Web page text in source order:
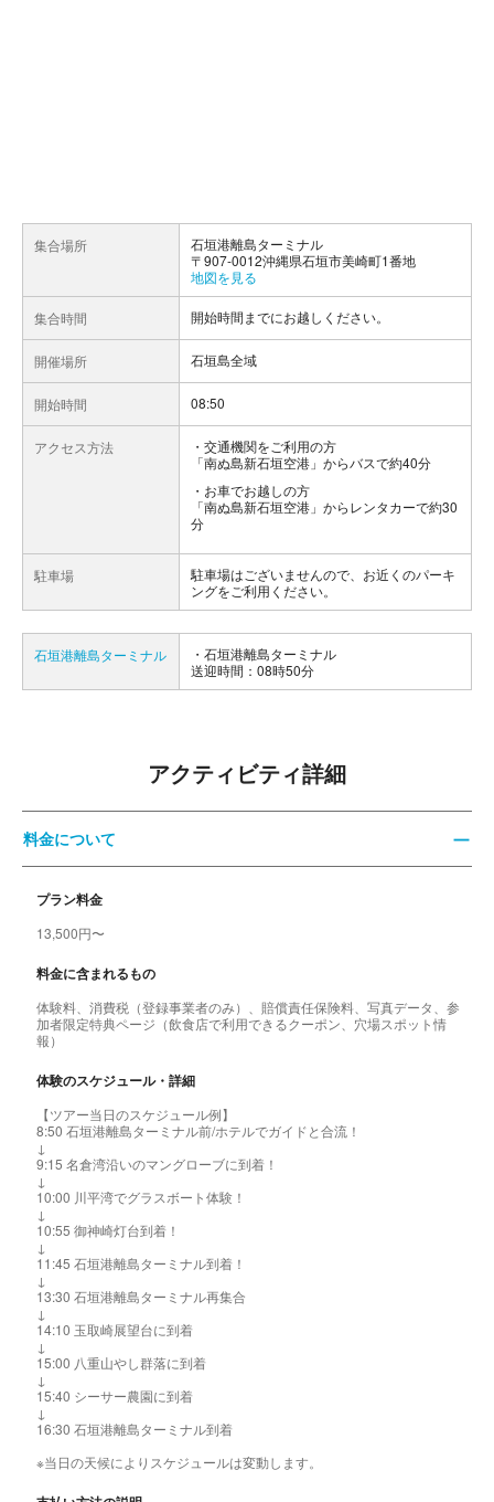
集合場所
石垣港離島ターミナル
〒907-0012沖縄県石垣市美崎町1番地
地図を見る
集合時間 開始時間までにお越しください。
開催場所 石垣島全域
開始時間 08:50
アクセス方法
交通機関をご利用の方
「南ぬ島新石垣空港」からバスで約40分
お車でお越しの方
「南ぬ島新石垣空港」からレンタカーで約30
分
駐車場
駐車場はございませんので、お近くのパーキ
ングをご利用ください。
石垣港離島ターミナル
石垣港離島ターミナル
送迎時間：08時50分
アクティビティ詳細
料金について
プラン料金
13,500円〜
料金に含まれるもの
体験料、消費税（登録事業者のみ）、賠償責任保険料、写真データ、参
加者限定特典ページ（飲食店で利用できるクーポン、穴場スポット情
報）
体験のスケジュール・詳細
【ツアー当日のスケジュール例】
8:50 石垣港離島ターミナル前/ホテルでガイドと合流！
↓
9:15 名倉湾沿いのマングローブに到着！
↓
10:00 川平湾でグラスボート体験！
↓
10:55 御神崎灯台到着！
↓
11:45 石垣港離島ターミナル到着！
↓
13:30 石垣港離島ターミナル再集合
↓
14:10 玉取崎展望台に到着
↓
15:00 八重山やし群落に到着
↓
15:40 シーサー農園に到着
↓
16:30 石垣港離島ターミナル到着
※当日の天候によりスケジュールは変動します。